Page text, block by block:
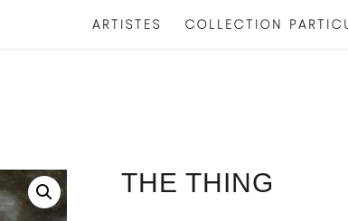
ARTISTES COLLECTION
THE THING